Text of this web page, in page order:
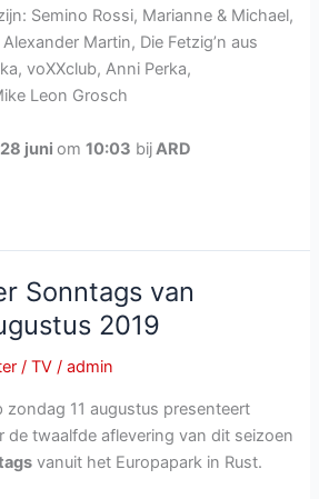
Semino Rossi, Marianne & Michael,
Martin, Die Fetzig’n aus
voXXclub, Anni Perka,
Leon Grosch
28 juniom10:03 bijARD
Sonntags van
2019
/TV /admin
zondag 11 augustus presenteert
de twaalfde aflevering van dit seizoen
vanuit het Europapark in Rust.